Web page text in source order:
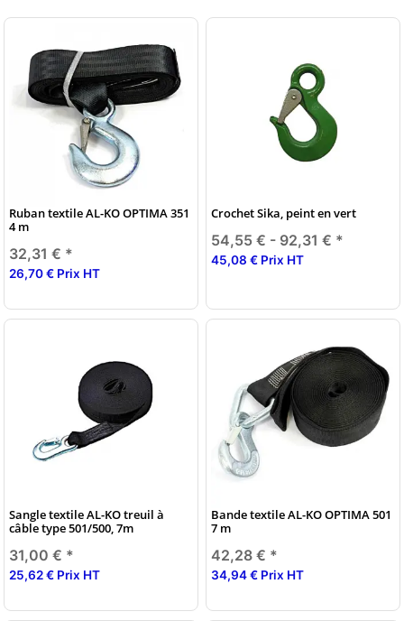
Ruban textile AL-KO OPTIMA 351
4 m
32,31 € *
26,70 € Prix HT
Crochet Sika, peint en vert
54,55 € - 92,31 € *
45,08 € Prix HT
Sangle textile AL-KO treuil à
câble type 501/500, 7m
31,00 € *
25,62 € Prix HT
Bande textile AL-KO OPTIMA 501
7 m
42,28 € *
34,94 € Prix HT